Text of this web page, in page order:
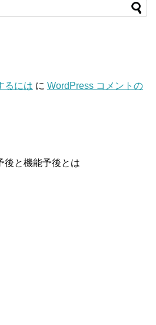
るには に WordPress コメントの
後と機能予後とは